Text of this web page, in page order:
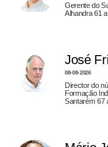
Gerente do
Alhandra 61
José
08-08-2026
Director do
Formação
Santarém 67